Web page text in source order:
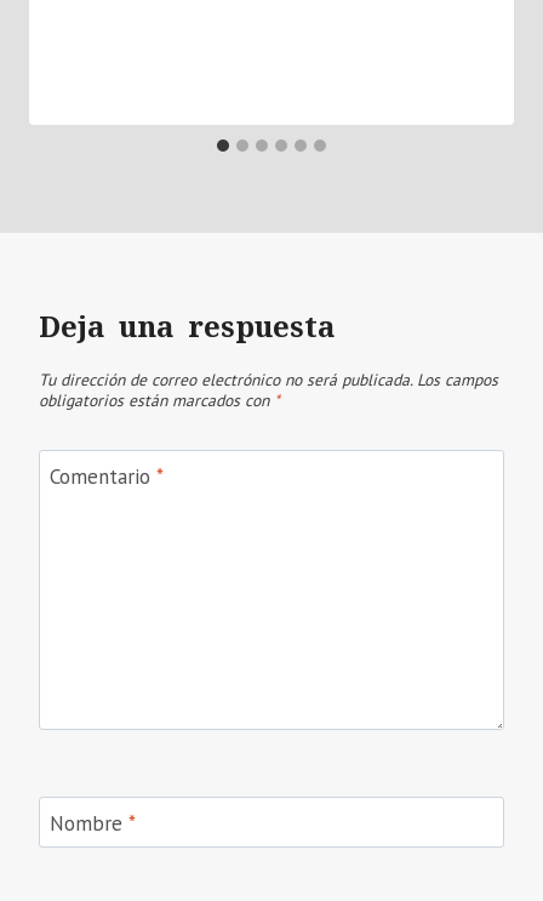
Deja una respuesta
Tu dirección de correo electrónico no será publicada. Los campos
obligatorios están marcados con *
Comentario *
Nombre *